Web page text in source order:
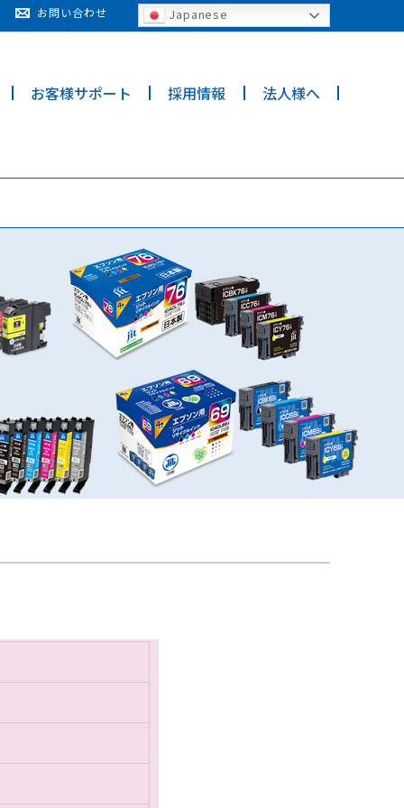
お客様サポート 採用情報 法人様へ
お問い合わせ Japanese
for details and any questions.Yes No